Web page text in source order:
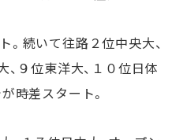
続いて往路２位中央大、
、９位東洋大、１０位日体
時差スタート。